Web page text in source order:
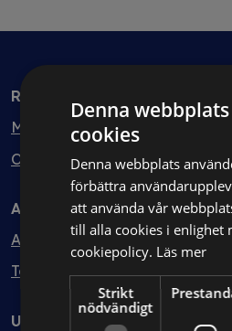
Rådgivning
Min bolagsjurist
Ombud
Avtal
Avtalshantering
Testa kostnadsfritt
Utbildning
Denna
cookies
Denna webbplats
förbättra
att använda vår
till alla cookies i enlighet
cookiepolicy. Läs mer
Strikt
nödvändigt